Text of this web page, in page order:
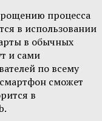
процесса
в использовании
в обычных
и сами
по всему
сможет
в